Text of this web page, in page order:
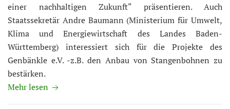
einer nachhaltigen Zukunft“ präsentieren. Auch
Staatssekretär Andre Baumann (Ministerium für Umwelt,
Klima und Energiewirtschaft des Landes Baden-
Württemberg) interessiert sich für die Projekte des
Genbänkle e.V. -z.B. den Anbau von Stangenbohnen zu
bestärken.
Mehr lesen